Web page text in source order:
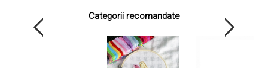
Categorii recomandate